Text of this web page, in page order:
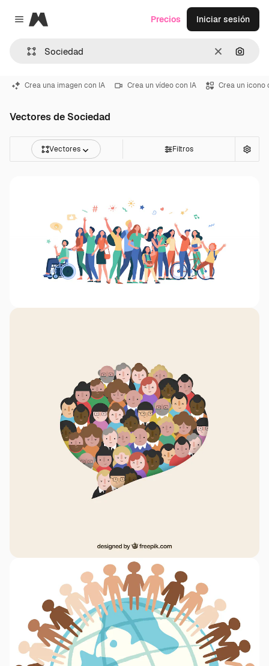
Close menu
Magnific
Borrar
Precios Iniciar sesión
Crea una imagen con IA Crea un vídeo con IA Crea un icono
Vectores de Sociedad
Vectores Filtros